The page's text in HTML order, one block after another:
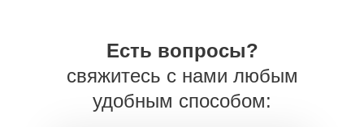
Есть вопросы?
свяжитесь с нами любым
удобным способом: